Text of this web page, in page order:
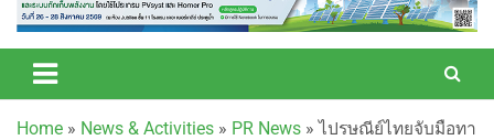
Home » News & Activities » PR News »ไปรษณีย์ไทยจับมือทา